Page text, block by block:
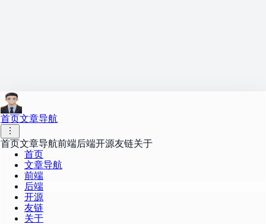
首页文章导航
首页文章导航前端后端开源友链关于
首页
文章导航
前端
后端
开源
友链
关于